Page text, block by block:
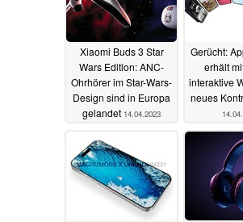
Xiaomi Buds 3 Star
Wars Edition: ANC-
Ohrhörer im Star-Wars-
Design sind in Europa
gelandet 14.04.2023
Gerücht:
erhält
interaktive
neues